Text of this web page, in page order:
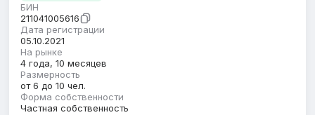
БИН
211041005616
Дата регистрации
05.10.2021
На рынке
4 года, 10 месяцев
Размерность
от 6 до 10 чел.
Форма собственности
Частная собственность